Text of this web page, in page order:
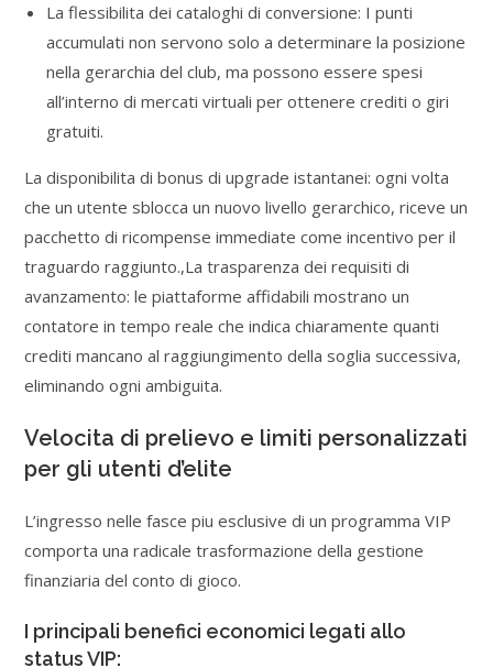
La flessibilita dei cataloghi di conversione: I punti
accumulati non servono solo a determinare la posizione
nella gerarchia del club, ma possono essere spesi
all’interno di mercati virtuali per ottenere crediti o giri
gratuiti.
La disponibilita di bonus di upgrade istantanei: ogni volta
che un utente sblocca un nuovo livello gerarchico, riceve un
pacchetto di ricompense immediate come incentivo per il
traguardo raggiunto.,La trasparenza dei requisiti di
avanzamento: le piattaforme affidabili mostrano un
contatore in tempo reale che indica chiaramente quanti
crediti mancano al raggiungimento della soglia successiva,
eliminando ogni ambiguita.
Velocita di prelievo e limiti personalizzati
per gli utenti d’elite
L’ingresso nelle fasce piu esclusive di un programma VIP
comporta una radicale trasformazione della gestione
finanziaria del conto di gioco.
I principali benefici economici legati allo
status VIP: